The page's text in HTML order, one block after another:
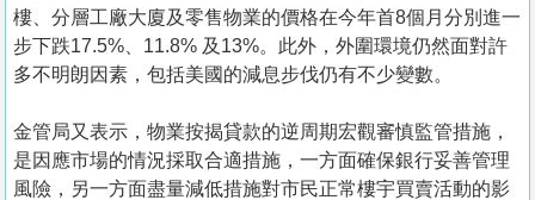
樓、分層工廠大廈及零售物業的價格在今年首8個月分別進一
步下跌17.5%、11.8% 及13%。此外，外圍環境仍然面對許
多不明朗因素，包括美國的減息步伐仍有不少變數。
金管局又表示，物業按揭貸款的逆周期宏觀審慎監管措施，
是因應市場的情況採取合適措施，一方面確保銀行妥善管理
風險，另一方面盡量減低措施對市民正常樓宇買賣活動的影